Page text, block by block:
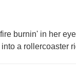
fire burnin' in her
into a rollercoaster